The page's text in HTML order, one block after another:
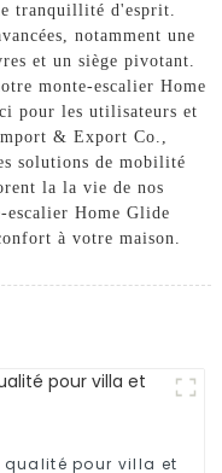
tranquillité d'esprit.
notamment une
et un siège pivotant.
monte-escalier Home
pour les utilisateurs et
& Export Co.,
solutions de mobilité
la la vie de nos
escalier Home Glide
à votre maison.
qualité pour villa et